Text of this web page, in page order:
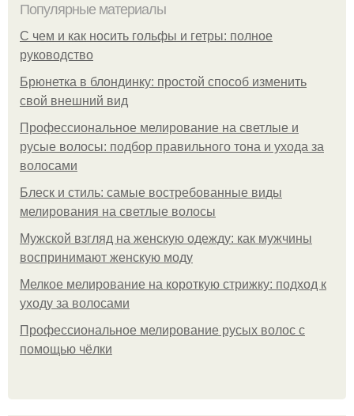
Популярные материалы
С чем и как носить гольфы и гетры: полное
руководство
Брюнетка в блондинку: простой способ изменить
свой внешний вид
Профессиональное мелирование на светлые и
русые волосы: подбор правильного тона и ухода за
волосами
Блеск и стиль: самые востребованные виды
мелирования на светлые волосы
Мужской взгляд на женскую одежду: как мужчины
воспринимают женскую моду
Мелкое мелирование на короткую стрижку: подход к
уходу за волосами
Профессиональное мелирование русых волос с
помощью чёлки